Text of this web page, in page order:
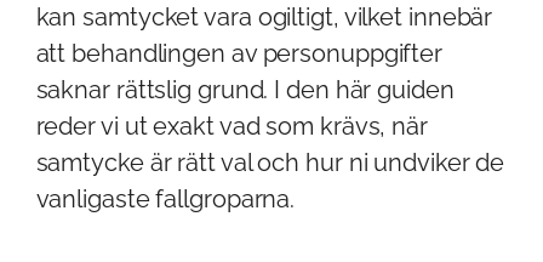
kan samtycket vara ogiltigt, vilket innebär
att behandlingen av personuppgifter
saknar rättslig grund. I den här guiden
reder vi ut exakt vad som krävs, när
samtycke är rätt val och hur ni undviker de
vanligaste fallgroparna.